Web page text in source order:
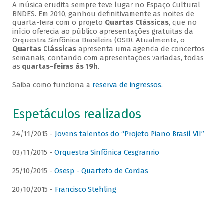
A música erudita sempre teve lugar no Espaço Cultural
BNDES. Em 2010, ganhou definitivamente as noites de
quarta-feira com o projeto Quartas Clássicas, que no
início oferecia ao público apresentações gratuitas da
Orquestra Sinfônica Brasileira (OSB). Atualmente, o
Quartas Clássicasapresenta uma agenda de concertos
semanais, contando com apresentações variadas, todas
as quartas-feiras às 19h.
Saiba como funciona a reserva de ingressos.
Espetáculos realizados
24/11/2015 - Jovens talentos do “Projeto Piano Brasil VII”
03/11/2015 - Orquestra Sinfônica Cesgranrio
25/10/2015 - Osesp - Quarteto de Cordas
20/10/2015 - Francisco Stehling